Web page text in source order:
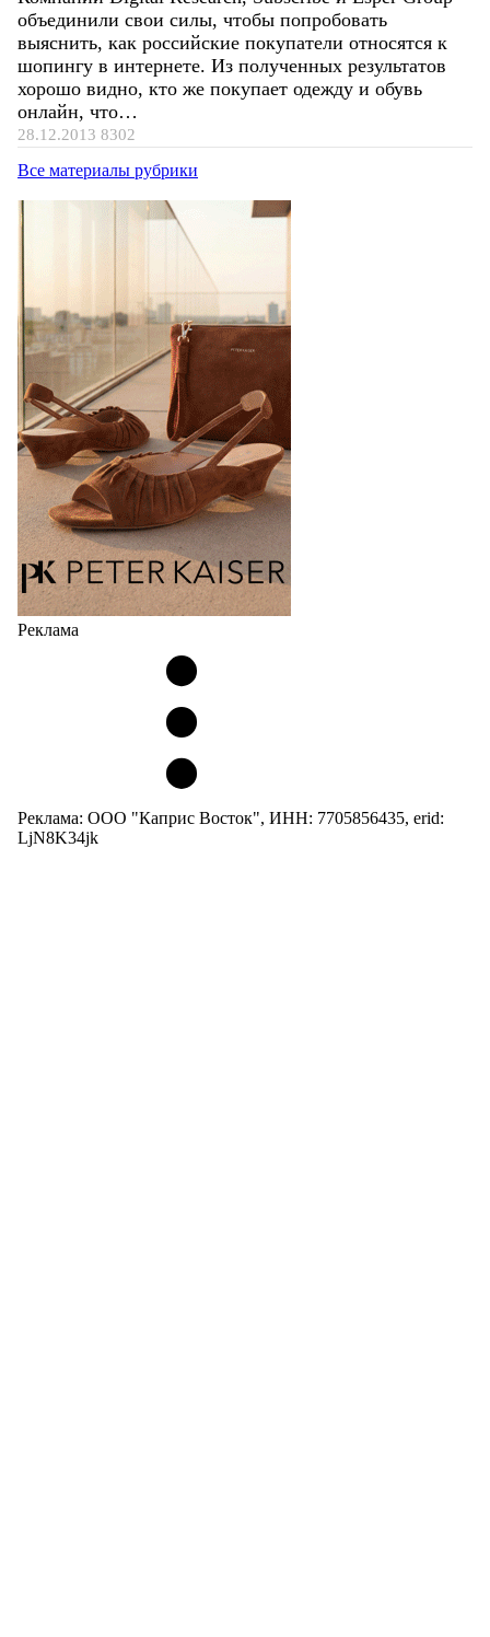
объединили свои силы, чтобы попробовать
выяснить, как российские покупатели относятся к
шопингу в интернете. Из полученных результатов
хорошо видно, кто же покупает одежду и обувь
онлайн, что…
28.12.2013 8302
Все материалы рубрики
Реклама
Реклама: ООО "Каприс Восток", ИНН: 7705856435, erid:
LjN8K34jk